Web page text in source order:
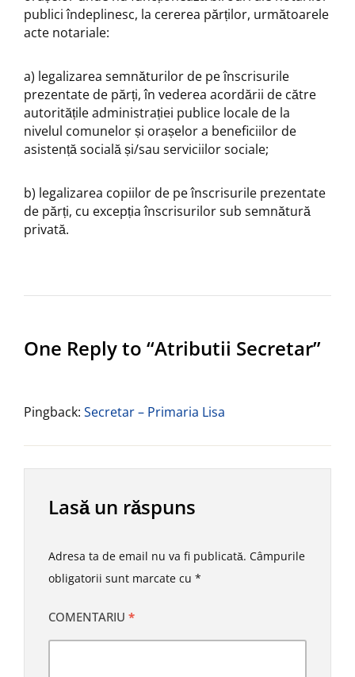
publici îndeplinesc, la cererea părților, următoarele
acte notariale:
a) legalizarea semnăturilor de pe înscrisurile
prezentate de părți, în vederea acordării de către
autoritățile administrației publice locale de la
nivelul comunelor și orașelor a beneficiilor de
asistență socială și/sau serviciilor sociale;
b) legalizarea copiilor de pe înscrisurile prezentate
de părți, cu excepția înscrisurilor sub semnătură
privată.
One Reply to “Atributii Secretar”
Pingback: Secretar – Primaria Lisa
Lasă un răspuns
Adresa ta de email nu va fi publicată. Câmpurile
obligatorii sunt marcate cu *
COMENTARIU *